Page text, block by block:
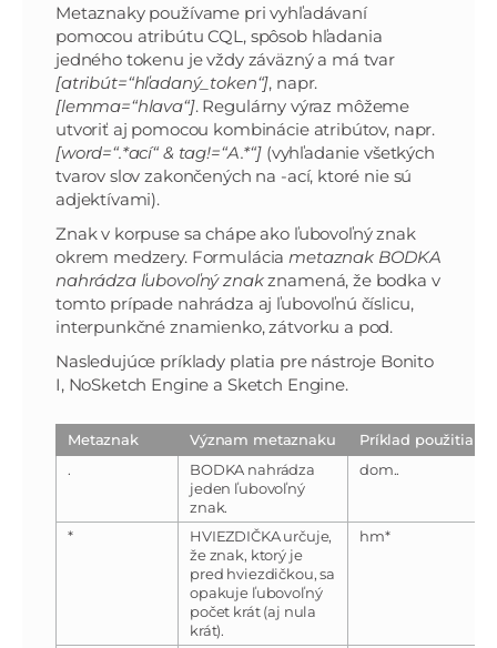
Metaznaky používame pri vyhľadávaní
pomocou atribútu CQL, spôsob hľadania
jedného tokenu je vždy záväzný a má tvar
[atribút=“hľadaný_token“], napr.
[lemma=“hlava“]. Regulárny výraz môžeme
utvoriť aj pomocou kombinácie atribútov, napr.
[word=“.*ací“ & tag!=“A.*“] (vyhľadanie všetkých
tvarov slov zakončených na -ací, ktoré nie sú
adjektívami).
Znak v korpuse sa chápe ako ľubovoľný znak
okrem medzery. Formulácia metaznak BODKA
nahrádza ľubovoľný znakznamená, že bodka v
tomto prípade nahrádza aj ľubovoľnú číslicu,
interpunkčné znamienko, zátvorku a pod.
Nasledujúce príklady platia pre nástroje Bonito
I, NoSketch Engine a Sketch Engine.
Metaznak Význam metaznaku
Príklad použitia
.
BODKA nahrádza
jeden ľubovoľný
znak.
dom..
*
HVIEZDIČKA určuje,
že znak, ktorý je
pred hviezdičkou, sa
opakuje ľubovoľný
počet krát (aj nula
krát).
hm*